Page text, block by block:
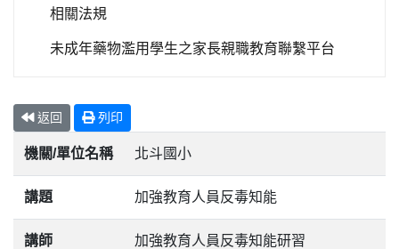
相關法規
未成年藥物濫用學生之家長親職教育聯繫平台
返回 列印
機關/單位名稱 北斗國小
講題 加強教育人員反毒知能
講師 加強教育人員反毒知能研習